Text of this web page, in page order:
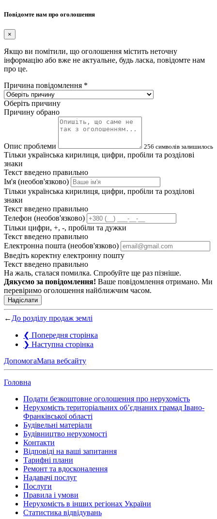
Повідомте нам про оголошення
×
Якщо ви помітили, що оголошення містить неточну
інформацію або вже не актуальне, будь ласка, повідомте нам
про це.
Причина повідомлення *
Оберіть причину
Причину обрано
Опис проблеми 256 символів залишилось
Тільки українська кирилиця, цифри, пробіли та розділові
знаки
Текст введено правильно
Ім'я (необов'язково)
Тільки українська кирилиця, цифри, пробіли та розділові
знаки
Текст введено правильно
Телефон (необов'язково)
Тільки цифри, +, -, пробіли та дужки
Текст введено правильно
Електронна пошта (необов'язково)
Введіть коректну електронну пошту
Текст введено правильно
На жаль, сталася помилка. Спробуйте ще раз пізніше.
Дякуємо за повідомлення! Ваше повідомлення отримано. Ми
перевіримо оголошення найближчим часом.
Надіслати
← До розділу продаж землі
❮ Попередня сторінка
❯ Наступна сторінка
ДопомогаМапа вебсайту
Головна
Подати безкоштовне оголошення про нерухомість
Нерухомість територіальних об’єднаних грамад Івано-
Франківської області
Будівельні матеріали
Будівництво нерухомості
Контакти
Відповіді на ваші запитання
Тарифні плани
Ремонт та вдосконалення
Надавачі послуг
Послуги
Правила і умови
Нерухомість в інших регіонах України
Статистика відвідувань